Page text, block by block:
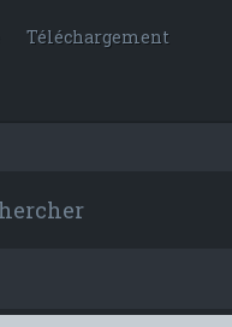
Téléchargement